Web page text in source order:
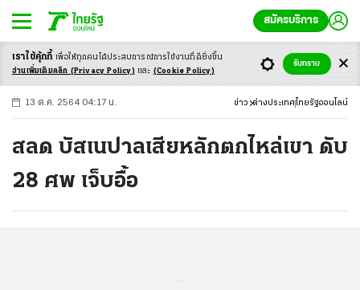
สมัครบริการ
-ก ก ก+
13 ต.ค. 2564 04:17 น. ข่าว ต่างประเทศ ไทยรัฐออนไลน์
สลด บัสเนปาลเสียหลักตกไหล่เขา ดับ
28 ศพ เจ็บอื้อ
เราใช้คุ้กกี้ เพื่อให้ทุกคนได้ประสบการณ์การใช้งานที่ดียิ่งขึ้น
อ่านเพิ่มเติมคลิก (Privacy Policy) และ (Cookie Policy)
รับทราบ